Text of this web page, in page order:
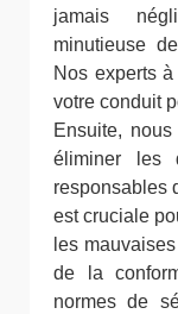
jamais
minutieuse
Nos experts
votre conduit
Ensuite,
éliminer les
responsables
est cruciale
les
de la
normes de